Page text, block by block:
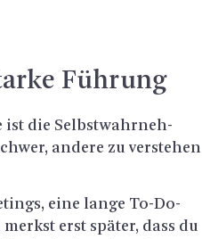
Füh­rung
ist die Selbst­wahr­neh­
an­de­re zu ver­ste­hen
eine lange To-Do-
erst spä­ter, dass du